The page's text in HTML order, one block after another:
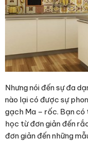
Nhưng nói đến sự đa
nào lại có được sự
gạch Ma – rốc. Bạn
học từ đơn giản đến
đơn giản đến những